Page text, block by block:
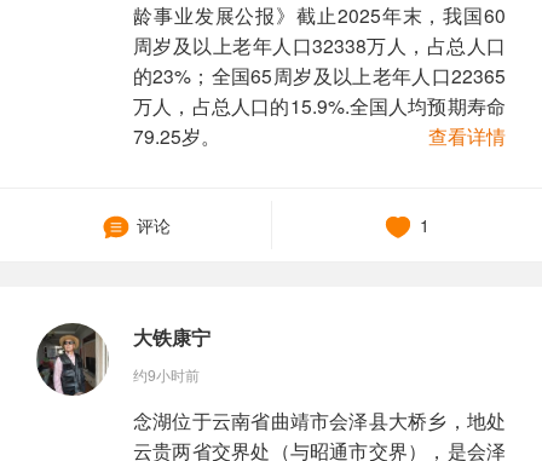
龄事业发展公报》截止2025年末，我国60
周岁及以上老年人口32338万人，占总人口
的23%；全国65周岁及以上老年人口22365
万人，占总人口的15.9%.全国人均预期寿命
79.25岁。
查看详情
评论 1
大铁康宁
约9小时前
念湖位于云南省曲靖市会泽县大桥乡，地处
云贵两省交界处（与昭通市交界），是会泽